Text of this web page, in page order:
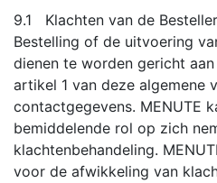
9.1 Klachten van de
Bestelling of de uitvoering
dienen te worden gericht
artikel 1 van deze algemene
contactgegevens. MENUTE
bemiddelende rol op zich
klachtenbehandeling.
voor de afwikkeling van